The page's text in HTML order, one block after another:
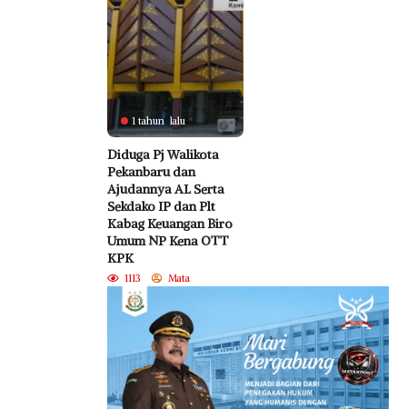
1 tahun lalu
Diduga Pj Walikota
Pekanbaru dan
Ajudannya AL Serta
Sekdako IP dan Plt
Kabag Keuangan Biro
Umum NP Kena OTT
KPK
1113 Mata